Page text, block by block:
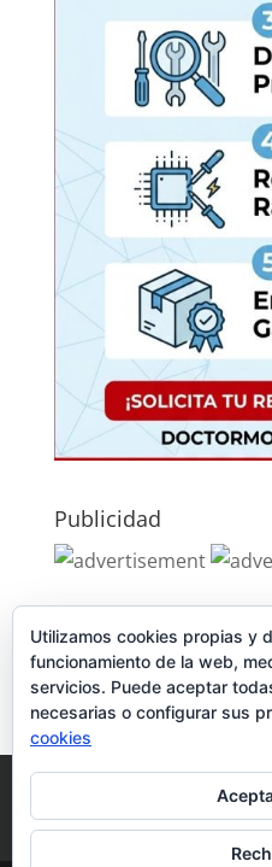
Publicidad
Publicidad
Contacto
Tienda
Utilizamos cookies propias y
funcionamiento de la web,
servicios. Puede aceptar
necesarias o configurar sus
cookies